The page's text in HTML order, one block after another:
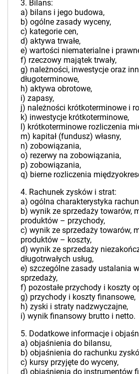
3. Bilans:
a) bilans i jego budowa,
b) ogólne zasady wyceny,
c) kategorie cen,
d) aktywa trwałe,
e) wartości niematerialne i
f) rzeczowy majątek trwały,
g) należności, inwestycje oraz
długoterminowe,
h) aktywa obrotowe,
i) zapasy,
j) należności krótkoterminowe i
k) inwestycje krótkoterminowe,
l) krótkoterminowe rozliczenia
m) kapitał (fundusz) własny,
n) zobowiązania,
o) rezerwy na zobowiązania,
p) zobowiązania,
q) bierne rozliczenia
4. Rachunek zysków i strat:
a) ogólna charakterystyka
b) wynik ze sprzedaży towarów,
produktów – przychody,
c) wynik ze sprzedaży towarów,
produktów – koszty,
d) wynik ze sprzedaży
długotrwałych usług,
e) szczególne zasady ustalania
sprzedaży,
f) pozostałe przychody i koszty
g) przychody i koszty finansowe,
h) zyski i straty nadzwyczajne,
i) wynik finansowy brutto i netto.
5. Dodatkowe informacje i
a) objaśnienia do bilansu,
b) objaśnienia do rachunku
c) kursy przyjęte do wyceny,
d) objaśnienia do instrumentów